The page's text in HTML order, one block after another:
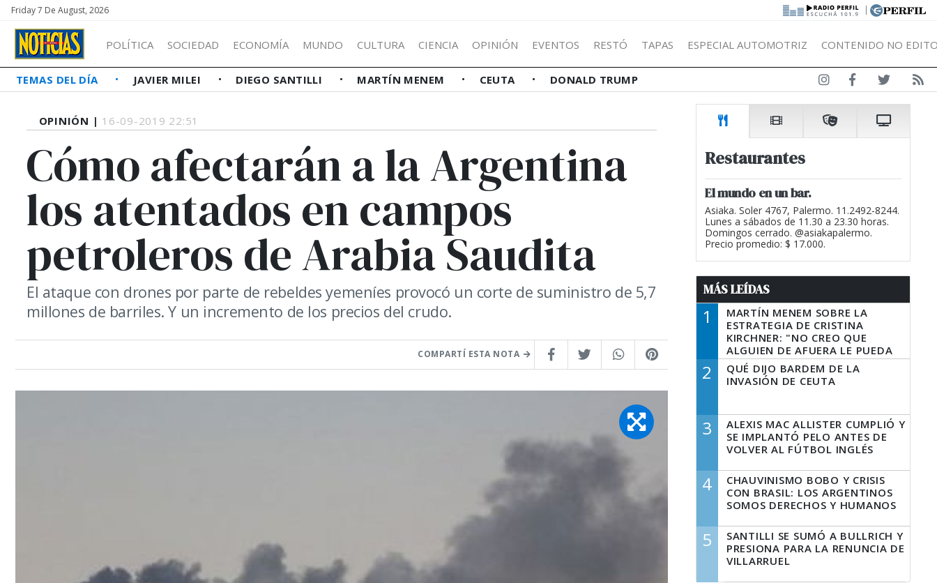
Friday 7 De August, 2026 |
POLÍTICA SOCIEDAD ECONOMÍA MUNDO CULTURA CIENCIA OPINIÓN EVENTOS RESTÓ TAPAS ESPECIAL AUTOMOTRIZ CONTENIDO NO
TEMAS DEL DÍA JAVIER MILEI DIEGO SANTILLI MARTÍN MENEM CEUTA DONALD TRUMP
OPINIÓN | 16-09-2019 22:51
Cómo afectarán a la Argentina
los atentados en campos
petroleros de Arabia Saudita
El ataque con drones por parte de rebeldes yemeníes provocó un corte de suministro de 5,7
millones de barriles. Y un incremento de los precios del crudo.
COMPARTÍ ESTA NOTA
Restaurantes
El mundo en un bar.
Asiaka. Soler 4767, Palermo. 11.2492-8244.
Lunes a sábados de 11.30 a 23.30 horas.
Domingos cerrado. @asiakapalermo.
Precio promedio: $ 17.000.
MÁS LEÍDAS
1
MARTÍN MENEM SOBRE LA
ESTRATEGIA DE CRISTINA
KIRCHNER: "NO CREO QUE
ALGUIEN DE AFUERA LE PUEDA
DECIR A LA JUSTICIA LO QUE
TIENE QUE HACER"
2
QUÉ DIJO BARDEM DE LA
INVASIÓN DE CEUTA
3
ALEXIS MAC ALLISTER CUMPLIÓ Y
SE IMPLANTÓ PELO ANTES DE
VOLVER AL FÚTBOL INGLÉS
4
CHAUVINISMO BOBO Y CRISIS
CON BRASIL: LOS ARGENTINOS
SOMOS DERECHOS Y HUMANOS
5
SANTILLI SE SUMÓ A BULLRICH Y
PRESIONA PARA LA RENUNCIA DE
VILLARRUEL